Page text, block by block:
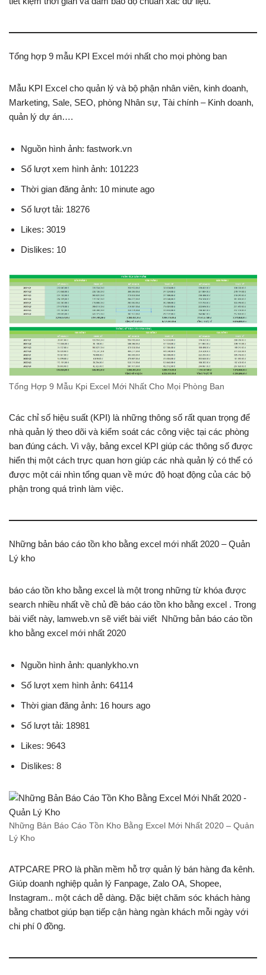
Tổng hợp 9 mẫu KPI Excel mới nhất cho mọi phòng ban
Mẫu KPI Excel cho quản lý và bộ phận nhân viên, kinh doanh,
Marketing, Sale, SEO, phòng Nhân sự, Tài chính – Kinh doanh,
quản lý dự án….
Nguồn hình ảnh: fastwork.vn
Số lượt xem hình ảnh: 101223
Thời gian đăng ảnh: 10 minute ago
Số lượt tải: 18276
Likes: 3019
Dislikes: 10
Tổng Hợp 9 Mẫu Kpi Excel Mới Nhất Cho Mọi Phòng Ban
Các chỉ số hiệu suất (KPI) là những thông số rất quan trọng để
nhà quản lý theo dõi và kiểm soát các công việc tại các phòng
ban đúng cách. Vì vậy, bảng excel KPI giúp các thông số được
hiển thị một cách trực quan hơn giúp các nhà quản lý có thể có
được một cái nhìn tổng quan về mức độ hoạt động của các bộ
phận trong quá trình làm việc.
Những bản báo cáo tồn kho bằng excel mới nhất 2020 – Quản
Lý kho
báo cáo tồn kho bằng excel là một trong những từ khóa được
search nhiều nhất về chủ đề báo cáo tồn kho bằng excel . Trong
bài viết này, lamweb.vn sẽ viết bài viết Những bản báo cáo tồn
kho bằng excel mới nhất 2020
Nguồn hình ảnh: quanlykho.vn
Số lượt xem hình ảnh: 64114
Thời gian đăng ảnh: 16 hours ago
Số lượt tải: 18981
Likes: 9643
Dislikes: 8
Những Bản Báo Cáo Tồn Kho Bằng Excel Mới Nhất 2020 – Quản
Lý Kho
ATPCARE PRO là phần mềm hỗ trợ quản lý bán hàng đa kênh.
Giúp doanh nghiệp quản lý Fanpage, Zalo OA, Shopee,
Instagram.. một cách dễ dàng. Đặc biệt chăm sóc khách hàng
bằng chatbot giúp bạn tiếp cận hàng ngàn khách mỗi ngày với
chi phí 0 đồng.